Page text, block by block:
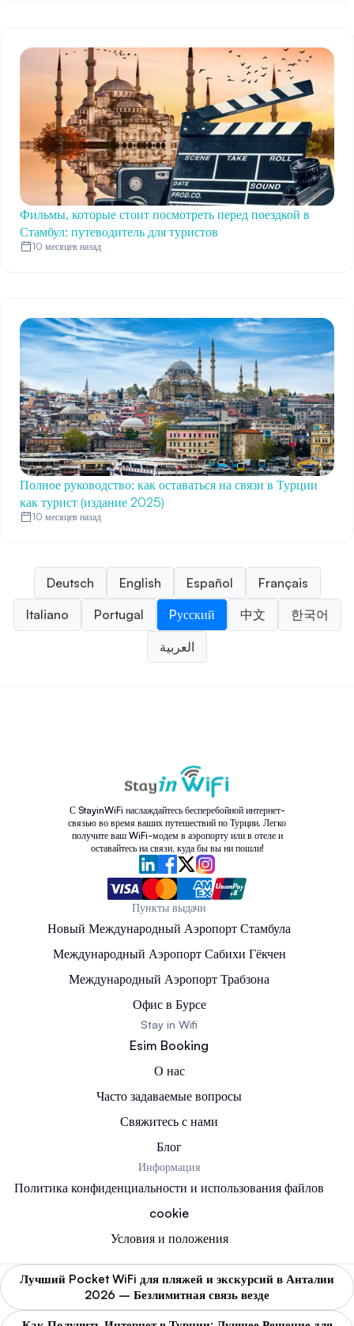
Фильмы, которые стоит посмотреть перед поездкой в
Стамбул: путеводитель для туристов
10 месяцев назад
Полное руководство: как оставаться на связи в Турции
как турист (издание 2025)
10 месяцев назад
Deutsch English Español
Français
Italiano
Portugal Pусский 中文 한국어
العربية
С StayinWiFi наслаждайтесь бесперебойной интернет-
связью во время ваших путешествий по Турции. Легко
получите ваш WiFi-модем в аэропорту или в отеле и
оставайтесь на связи, куда бы вы ни пошли!
Пункты выдачи
Новый Международный Аэропорт Стамбула
Международный Аэропорт Сабихи Гёкчен
Международный Аэропорт Трабзона
Офис в Бурсе
Stay in Wifi
Esim Booking
О нас
Часто задаваемые вопросы
Свяжитесь с нами
Блог
Информация
Политика конфиденциальности и использования файлов
cookie
Условия и положения
Лучший Pocket WiFi для пляжей и экскурсий в Анталии
2026 – Безлимитная связь везде